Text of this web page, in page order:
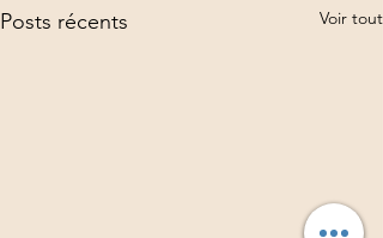
Posts récents Voir tout